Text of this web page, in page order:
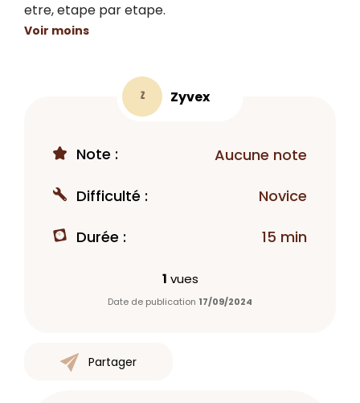
etre, etape par etape.
Voir moins
Z Zyvex
Note : Aucune note
Difficulté : Novice
Durée : 15 min
1 vues
Date de publication 17/09/2024
Partager